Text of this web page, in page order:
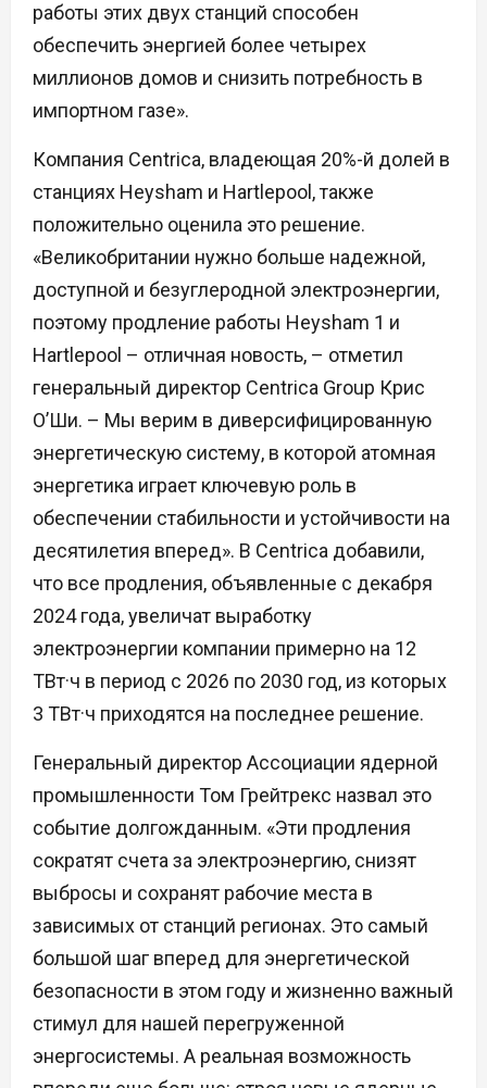
работы этих двух станций способен
обеспечить энергией более четырех
миллионов домов и снизить потребность в
импортном газе».
Компания Centrica, владеющая 20%-й долей в
станциях Heysham и Hartlepool, также
положительно оценила это решение.
«Великобритании нужно больше надежной,
доступной и безуглеродной электроэнергии,
поэтому продление работы Heysham 1 и
Hartlepool – отличная новость, – отметил
генеральный директор Centrica Group Крис
О’Ши. – Мы верим в диверсифицированную
энергетическую систему, в которой атомная
энергетика играет ключевую роль в
обеспечении стабильности и устойчивости на
десятилетия вперед». В Centrica добавили,
что все продления, объявленные с декабря
2024 года, увеличат выработку
электроэнергии компании примерно на 12
ТВт·ч в период с 2026 по 2030 год, из которых
3 ТВт·ч приходятся на последнее решение.
Генеральный директор Ассоциации ядерной
промышленности Том Грейтрекс назвал это
событие долгожданным. «Эти продления
сократят счета за электроэнергию, снизят
выбросы и сохранят рабочие места в
зависимых от станций регионах. Это самый
большой шаг вперед для энергетической
безопасности в этом году и жизненно важный
стимул для нашей перегруженной
энергосистемы. А реальная возможность